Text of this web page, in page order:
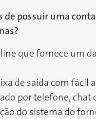
possuir uma
que fornece um
de saída com fácil
por telefone,
do sistema do